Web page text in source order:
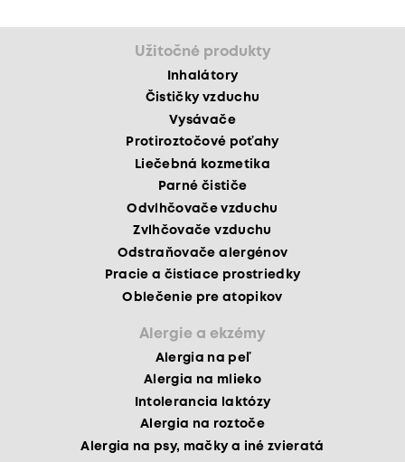
Užitočné produkty
Inhalátory
Čističky vzduchu
Vysávače
Protiroztočové poťahy
Liečebná kozmetika
Parné čističe
Odvlhčovače vzduchu
Zvlhčovače vzduchu
Odstraňovače alergénov
Pracie a čistiace prostriedky
Oblečenie pre atopikov
Alergie a ekzémy
Alergia na peľ
Alergia na mlieko
Intolerancia laktózy
Alergia na roztoče
Alergia na psy, mačky a iné zvieratá